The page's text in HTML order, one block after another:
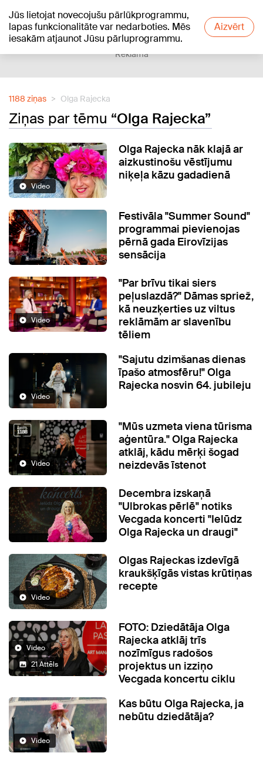
Jūs lietojat novecojušu pārlūkprogrammu,
lapas funkcionalitāte var nedarboties. Mēs
iesakām atjaunot Jūsu pārluprogrammu.
Aizvērt
+15°C
Reklāma
1188 ziņas Olga Rajecka
Ziņas par tēmu “Olga Rajecka”
Video
Olga Rajecka nāk klajā ar
aizkustinošu vēstījumu
niķeļa kāzu gadadienā
Festivāla "Summer Sound"
programmai pievienojas
pērnā gada Eirovīzijas
sensācija
Video
"Par brīvu tikai siers
peļuslazdā?" Dāmas spriež,
kā neuzķerties uz viltus
reklāmām ar slavenību
tēliem
Video
"Sajutu dzimšanas dienas
īpašo atmosfēru!" Olga
Rajecka nosvin 64. jubileju
Video
"Mūs uzmeta viena tūrisma
aģentūra." Olga Rajecka
atklāj, kādu mērķi šogad
neizdevās īstenot
Decembra izskaņā
"Ulbrokas pērlē" notiks
Vecgada koncerti "Ielūdz
Olga Rajecka un draugi"
Video
Olgas Rajeckas izdevīgā
kraukšķīgās vistas krūtiņas
recepte
Video
21 Attēls
FOTO: Dziedātāja Olga
Rajecka atklāj trīs
nozīmīgus radošos
projektus un izziņo
Vecgada koncertu ciklu
Video
Kas būtu Olga Rajecka, ja
nebūtu dziedātāja?